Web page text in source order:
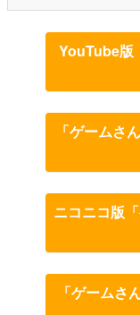
YouTube版
「ゲームさ
ニコニコ版
「ゲームさ